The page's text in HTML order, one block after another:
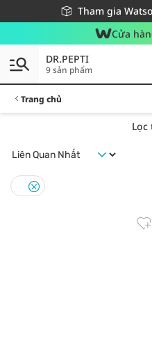
Tham gia
Miễn phí giao hàng
Giao hàng nhanh 24h -
Cửa
DR.PEPTI
9 sản phẩm
Trang chủ
Lọc